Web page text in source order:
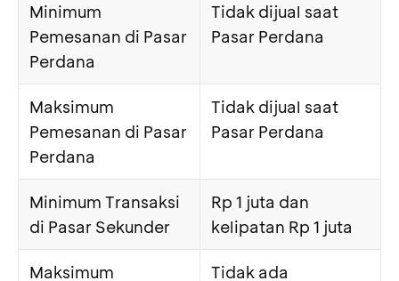
Minimum
Pemesanan di Pasar
Perdana
Tidak dijual saat
Pasar Perdana
Maksimum
Pemesanan di Pasar
Perdana
Tidak dijual saat
Pasar Perdana
Minimum Transaksi
di Pasar Sekunder
Rp 1 juta dan
kelipatan Rp 1 juta
Maksimum
Tidak ada